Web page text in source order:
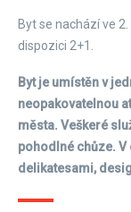
Byt se nachází ve
dispozici 2+1.
Byt je umístěn v
neopakovatelnou
města. Veškeré
pohodlné chůze.
delikatesami,